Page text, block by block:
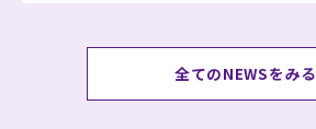
全てのNEWSをみる